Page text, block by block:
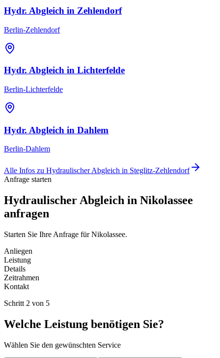
Hydr. Abgleich in Zehlendorf
Berlin-Zehlendorf
Hydr. Abgleich in Lichterfelde
Berlin-Lichterfelde
Hydr. Abgleich in Dahlem
Berlin-Dahlem
Alle Infos zu Hydraulischer Abgleich in Steglitz-Zehlendorf
Anfrage starten
Hydraulischer Abgleich in Nikolassee
anfragen
Starten Sie Ihre Anfrage für Nikolassee.
Anliegen
Leistung
Details
Zeitrahmen
Kontakt
Schritt 2 von 5
Welche Leistung benötigen Sie?
Wählen Sie den gewünschten Service